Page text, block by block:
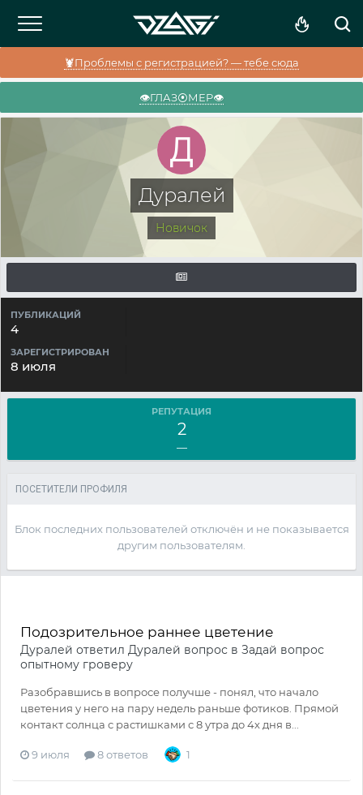
🦞Проблемы с регистрацией? — тебе сюда
👁️ГЛАЗ⦿МЕР👁️
Дуралей
Новичок
ПУБЛИКАЦИЙ
4
ЗАРЕГИСТРИРОВАН
8 июля
РЕПУТАЦИЯ
2
—
ПОСЕТИТЕЛИ ПРОФИЛЯ
Блок последних пользователей отключён и не показывается
другим пользователям.
Подозрительное раннее цветение
Дуралей ответил Дуралей вопрос в Задай вопрос
опытному гроверу
Разобравшись в вопросе получше - понял, что начало
цветения у него на пару недель раньше фотиков. Прямой
контакт солнца с растишками с 8 утра до 4х дня в...
9 июля 8 ответов 1